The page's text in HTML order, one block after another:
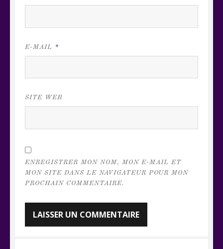
E-MAIL *
SITE WEB
ENREGISTRER MON NOM, MON E-MAIL ET
MON SITE DANS LE NAVIGATEUR POUR MON
PROCHAIN COMMENTAIRE.